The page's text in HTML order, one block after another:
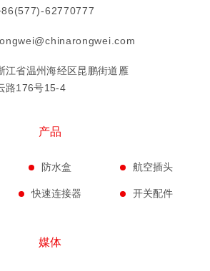
62770777
江省温州海经区昆鹏街道雁
路176号15-4
产品
防水盒 航空插头
快速连接器 开关配件
媒体